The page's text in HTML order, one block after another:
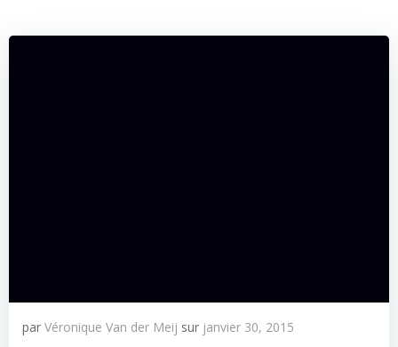
par Véronique Van der Meij sur janvier 30, 2015